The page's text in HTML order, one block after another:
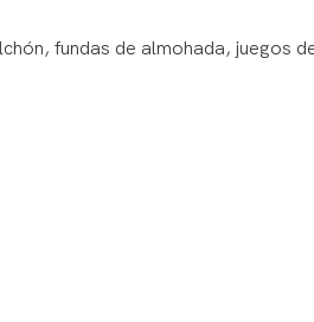
fundas de almohada, juegos